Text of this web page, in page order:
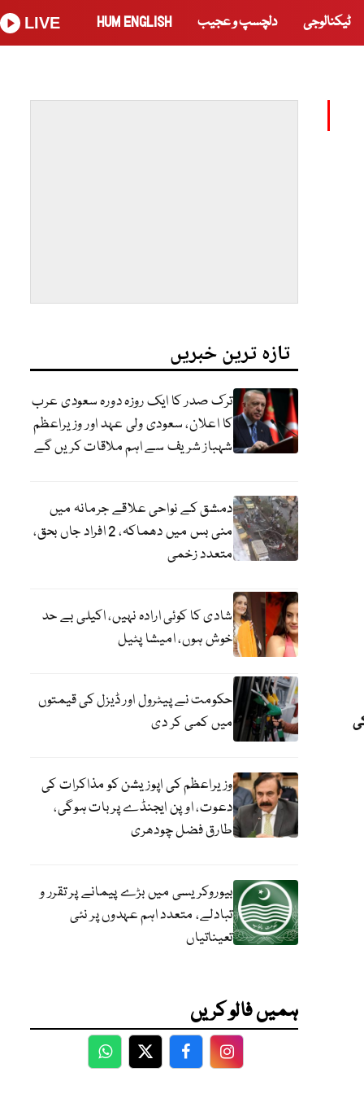
ٹیکنالوجی دلچسپ و عجیب HUM ENGLISH
LIVE
تازہ ترین خبریں
ترک صدر کا ایک روزہ دورہ سعودی عرب
کا اعلان، سعودی ولی عہد اور وزیراعظم
شہباز شریف سے اہم ملاقات کریں گے
دمشق کے نواحی علاقے جرمانہ میں
منی بس میں دھماکہ، 2 افراد جاں بحق،
متعدد زخمی
شادی کا کوئی ارادہ نہیں، اکیلی بے حد
خوش ہوں، امیشا پٹیل
حکومت نے پیٹرول اور ڈیزل کی قیمتوں
میں کمی کر دی
وزیراعظم کی اپوزیشن کو مذاکرات کی
دعوت، اوپن ایجنڈے پر بات ہوگی،
طارق فضل چودھری
بیوروکریسی میں بڑے پیمانے پر تقرر و
تبادلے، متعدد اہم عہدوں پر نئی
تعیناتیاں
ہمیں فالو کریں
WhatsApp
TwitterFacebookFacebook